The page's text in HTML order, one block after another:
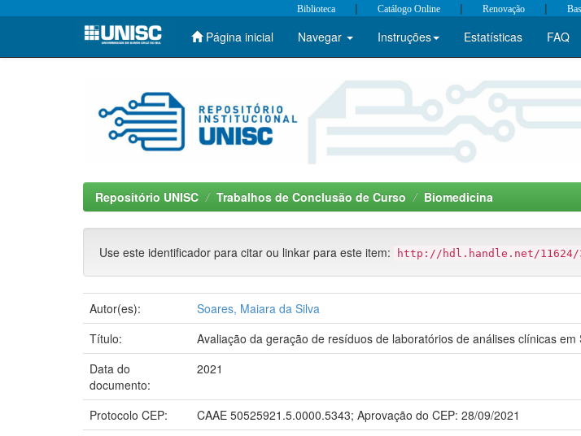
Skip
Biblioteca | Catálogo Online | Renovação |
Página inicial Navegar Instruções Estatísticas FAQ
Repositório UNISC Trabalhos de Conclusão de Curso Biomedicina
Use este identificador para citar ou linkar para este item: http://hdl.handle.net/11624/
Autor(es):
Soares, Maiara da Silva
Título:
Avaliação da geração de resíduos de laboratórios de análises clínicas
Data do
documento:
2021
Protocolo CEP:
CAAE 50525921.5.0000.5343; Aprovação do CEP: 28/09/2021